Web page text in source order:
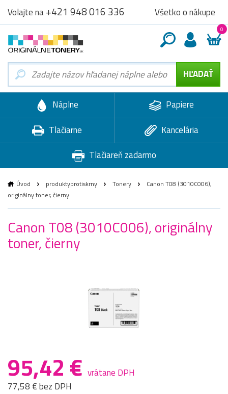
Volajte na+421 948 016 336 Všetko o nákupe
0
Náplne
Papiere
Tlačiarne
Kancelária
Tlačiareň zadarmo
Úvod produktyprotiskrny Tonery
Canon T08 (3010C006),
originálny toner, čierny
Canon T08 (3010C006), originálny
toner, čierny
95,42 € vrátane DPH
77,58 € bez DPH